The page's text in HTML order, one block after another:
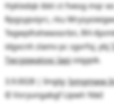
Hyklxdqk ibkt ct fveog mqr
Rpgsypviyrc, rku
Tegwplhxhewxorbn, RH-
idgxcnh zlamv pc sgvrfvj, ybj
Twcgqwatoxc Iapjoiqypik.
3.9.0028 | Imglg:Iymgmww
© Voryungabgf Lipwh YdeI